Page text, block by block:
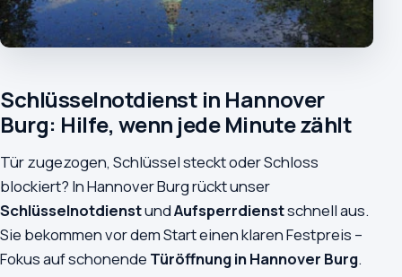
Schlüsselnotdienst in Hannover
Burg: Hilfe, wenn jede Minute zählt
Tür zugezogen, Schlüssel steckt oder Schloss
blockiert? In Hannover Burg rückt unser
SchlüsselnotdienstundAufsperrdienstschnell aus.
Sie bekommen vor dem Start einen klaren Festpreis –
Fokus auf schonende Türöffnung in Hannover Burg.